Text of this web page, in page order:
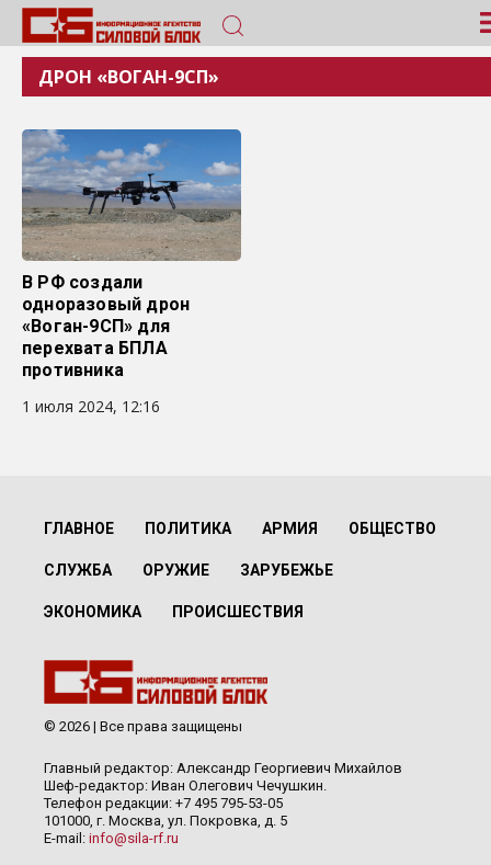
ДРОН «ВОГАН-9СП»
В РФ создали
одноразовый дрон
«Воган-9СП» для
перехвата БПЛА
противника
1 июля 2024, 12:16
ГЛАВНОЕ ПОЛИТИКА АРМИЯ ОБЩЕСТВО
СЛУЖБА ОРУЖИЕ ЗАРУБЕЖЬЕ
ЭКОНОМИКА ПРОИСШЕСТВИЯ
© 2026 | Все права защищены
Главный редактор: Александр Георгиевич Михайлов
Шеф-редактор: Иван Олегович Чечушкин.
Телефон редакции: +7 495 795-53-05
101000, г. Москва, ул. Покровка, д. 5
E-mail: info@sila-rf.ru